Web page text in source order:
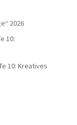
2026
10:
10: Kreatives